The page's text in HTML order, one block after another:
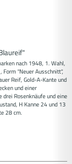
nach 1948, 1. Wahl,
"Neuer Ausschnitt",
Reif, Gold-A-Kante und
und einer
drei Rosenknäufe und eine
H Kanne 24 und 13
28 cm.